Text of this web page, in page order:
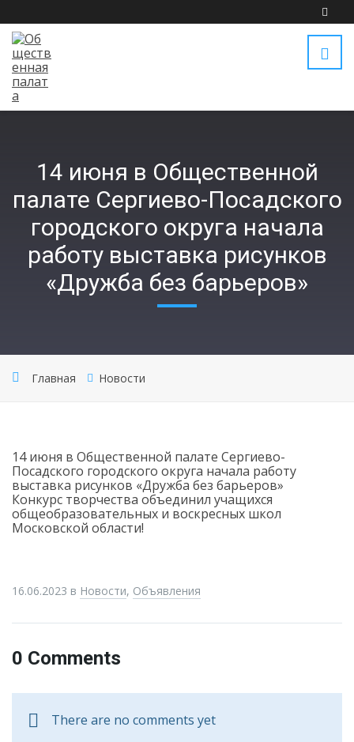
14 июня в Общественной
палате Сергиево-Посадского
городского округа начала
работу выставка рисунков
«Дружба без барьеров»
Главная Новости
14 июня в Общественной палате Сергиево-
Посадского городского округа начала работу
выставка рисунков «Дружба без барьеров»
Конкурс творчества объединил учащихся
общеобразовательных и воскресных школ
Московской области!
16.06.2023 в Новости, Объявления
0 Comments
There are no comments yet